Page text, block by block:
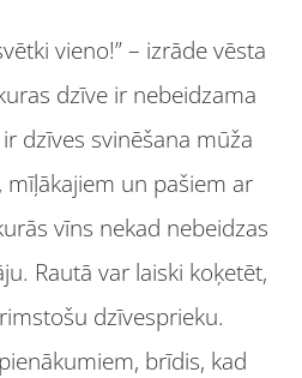
vieno!” – izrāde vēsta
dzīve ir nebeidzama
dzīves svinēšana mūža
un pašiem ar
vīns nekad nebeidzas
Rautā var laiski koķetēt,
dzīvesprieku.
brīdis, kad